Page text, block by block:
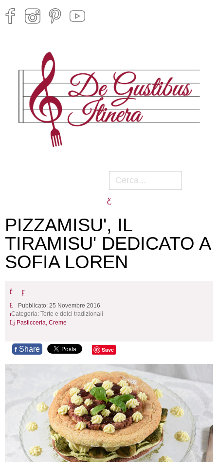
PIZZAMISU', IL
TIRAMISU' DEDICATO A
SOFIA LOREN
Pubblicato: 25 Novembre 2016
Categoria: Torte e dolci tradizionali
Pasticceria, Creme
f Share Save